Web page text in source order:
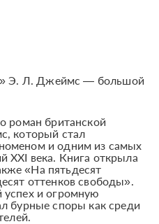
Э. Л. Джеймс — большой
роман британской
который стал
и одним из самых
XXI века. Книга открыла
«На пятьдесят
оттенков свободы».
успех и огромную
бурные споры как среди